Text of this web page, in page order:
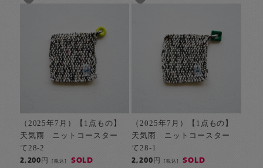
（2025年7月）【1点もの】
天気雨 ニットコースター
て28-2
2,200円[税込] SOLD
（2025年7月）【1点もの】
天気雨 ニットコースター
て28-1
2,200円 [税込] SOLD